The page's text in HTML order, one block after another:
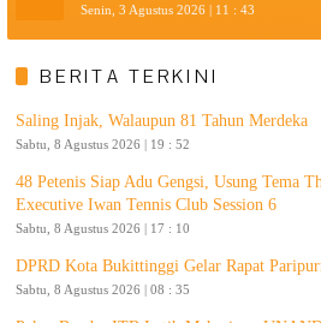
Senin, 3 Agustus 2026 | 11 : 43
BERITA TERKINI
Saling Injak, Walaupun 81 Tahun Merdeka
Sabtu, 8 Agustus 2026 | 19 : 52
48 Petenis Siap Adu Gengsi, Usung Tema
Executive Iwan Tennis Club Session 6
Sabtu, 8 Agustus 2026 | 17 : 10
DPRD Kota Bukittinggi Gelar Rapat
Sabtu, 8 Agustus 2026 | 08 : 35